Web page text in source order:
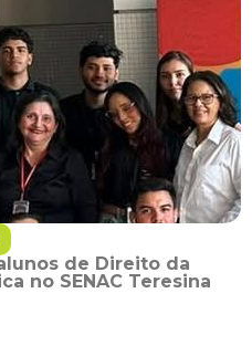
de Direito da
no SENAC Teresina